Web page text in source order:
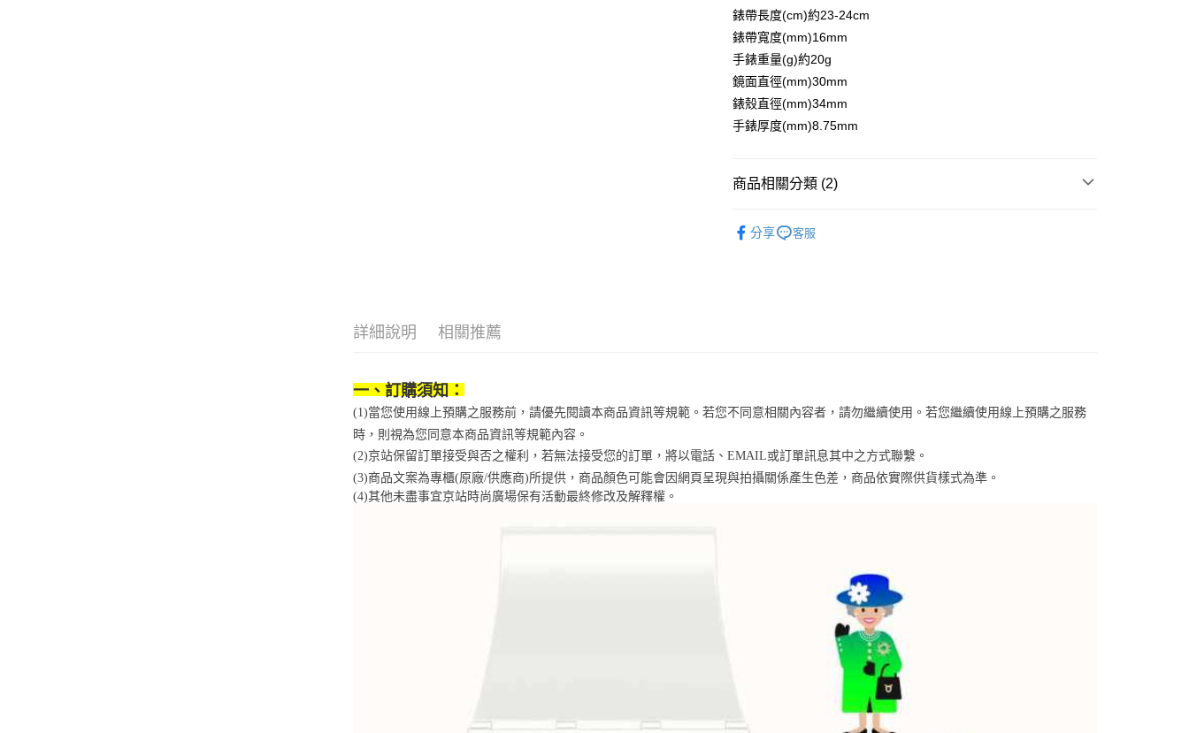
無法說明評估內容。
【繳款方式說明】
1.分期款項不併入電信帳單，「大哥付你分期」於每月結算日後寄送繳費提
醒簡訊。
2.透過簡訊連結打開帳單後，可選擇「超商條碼／台灣大直營門市／銀行轉
【注意事項】
2.基於同意付款使用「大哥付你分期」之契約關係目的，商店將以您的個人
3.完整用戶服務條款，請詳閱以下連結：
３．安心：先確認商品／服務後，再付款。
１．於結帳方式選擇「AFTEE先享後付」後，將跳轉至「AFTEE先享後
付」結帳頁面，進行簡訊認證並確認金額後，即可完成結帳。
２．訂單成立數日內，您將收到繳費通知簡訊。
３．收到繳費通知簡訊後14天內，點擊此簡訊中的連結，可透過四大超商
／ATM／網路銀行／等多元方式進行付款，方視為交易完成。
先享後付繳納相關費用。
※ 交易是否成功請以「AFTEE先享後付 」之結帳頁面顯示為準，若有關於
付客戶支援中心」
即時審查核予不同之上限額度；若仍有額度不足之情形，本公司將視審查
５．嚴禁一人註冊多個帳號或使用他人資訊註冊。若發現惡意使用之情
形，恩沛科技股份有限公司將有權停止該用戶之使用額度並採取法律行
動。
運送方式
付款後全家取貨
每筆NT$70，滿NT$899(含以上)免運費
付款後7-11取貨
每筆NT$70，滿NT$899(含以上)免運費
每筆NT$100，滿NT$1,000(含以上)免運費
請自備購物袋，若需購買紙袋可現場詢問
錶帶長度(cm)約23-24cm
錶帶寬度(mm)16mm
手錶重量(g)約20g
鏡面直徑(mm)30mm
錶殼直徑(mm)34mm
手錶厚度(mm)8.75mm
商品相關分類 (2)
分享 客服
詳細說明 相關推薦
一、訂購須知：
(1)當您使用線上預購之服務前，請優先閱讀本商品資訊等規範。若您不同意相關內容者，請勿繼續使用。若您繼續使用線上預購之服務
時，則視為您同意本商品資訊等規範內容。
(2)京站保留訂單接受與否之權利，若無法接受您的訂單，將以電話、EMAIL或訂單訊息其中之方式聯繫。
(3)商品文案為專櫃(原廠/供應商)所提供，商品顏色可能會因網頁呈現與拍攝關係產生色差，商品依實際供貨樣式為準。
(4)其他未盡事宜京站時尚廣場保有活動最終修改及解釋權。